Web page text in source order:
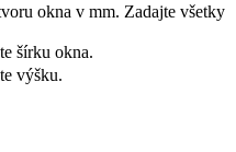
okna v mm. Zadajte všetky
šírku okna.
výšku.